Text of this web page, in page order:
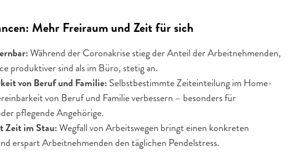
Mehr Freiraum und Zeit für sich
Während der Coronakrise stieg der Anteil der Arbeitnehmenden,
produktiver sind als im Büro, stetig an.
von Beruf und Familie: Selbstbestimmte Zeiteinteilung im Home-
von Beruf und Familie verbessern – besonders für
pflegende Angehörige.
Zeit im Stau: Wegfall von Arbeitswegen bringt einen konkreten
erspart Arbeitnehmenden den täglichen Pendelstress.